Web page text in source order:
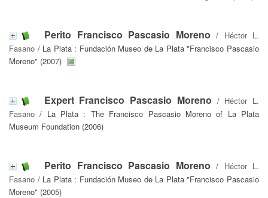
Perito Francisco Pascasio Moreno / Héctor L.
Fasano / La Plata : Fundación Museo de La Plata "Francisco Pascasio
Moreno" (2007)
Expert Francisco Pascasio Moreno / Héctor L.
Fasano / La Plata : The Francisco Pascasio Moreno of La Plata
Museum Foundation (2006)
Perito Francisco Pascasio Moreno / Héctor L.
Fasano / La Plata : Fundación Museo de La Plata "Francisco Pascasio
Moreno" (2005)